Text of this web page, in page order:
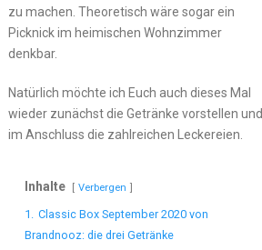
zu machen. Theoretisch wäre sogar ein
Picknick im heimischen Wohnzimmer
denkbar.
Natürlich möchte ich Euch auch dieses Mal
wieder zunächst die Getränke vorstellen und
im Anschluss die zahlreichen Leckereien.
Inhalte Verbergen
1. Classic Box September 2020 von
Brandnooz: die drei Getränke